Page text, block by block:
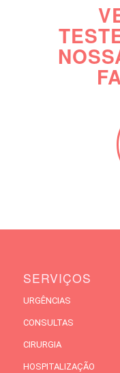
SERVIÇOS
URGÊNCIAS
CONSULTAS
CIRURGIA
HOSPITALIZAÇÃO